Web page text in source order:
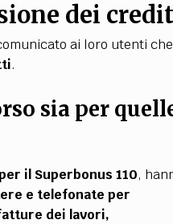
dei
ai loro utenti che
.
sia per
il Superbonus 110,
e telefonate per
dei lavori,